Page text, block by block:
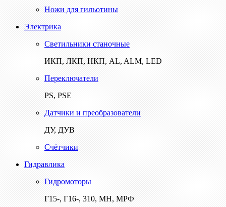
Ножи для гильотины
Электрика
Светильники станочные
ИКП, ЛКП, НКП, AL, ALM, LED
Переключатели
PS, PSE
Датчики и преобразователи
ДУ, ДУВ
Счётчики
Гидравлика
Гидромоторы
Г15-, Г16-, 310, МН, МРФ